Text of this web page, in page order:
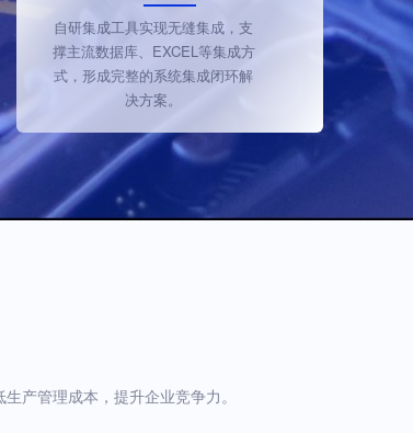
自研集成工具实现无缝集成，支
撑主流数据库、EXCEL等集成方
式，形成完整的系统集成闭环解
决方案。
产管理成本，提升企业竞争力。